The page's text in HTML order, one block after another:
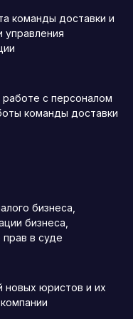
команды доставки и
управления
с персоналом
команды доставки
бизнеса,
бизнеса,
прав в суде
новых юристов и их